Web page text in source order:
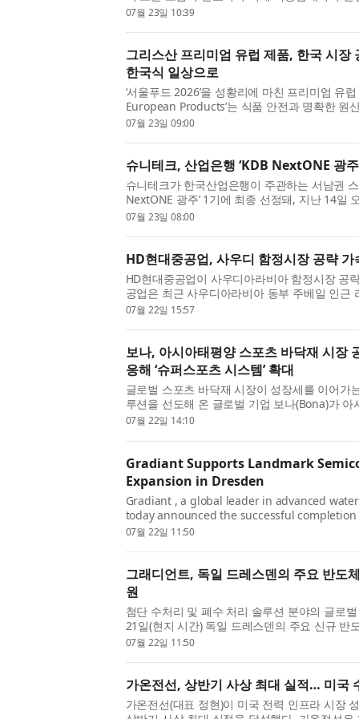
중공업은 현지 시간 22일(수) 프랑스 남부 카다
07월 23일 10:39
그리스산 프리미엄 유럽 제품, 한국 시
한국식 일상으로
‘서울푸드 2026’을 성황리에 마친 프리미엄 유
European Products’는 식품 안전과 명확한 원
소비자들의 기대 속에 국내 홍보의 마지막 단
07월 23일 09:00
슈니테크, 산업은행 ‘KDB NextONE 광주
슈니테크가 한국산업은행이 주관하는 서남권
NextONE 광주’ 1기에 최종 선정돼, 지난 14일
격적인 프로그램 일정에 돌입했다고 밝혔다. 올
07월 23일 08:00
HD현대중공업, 사우디 함정시장 공략 가
HD현대중공업이 사우디아라비아 함정시장 공
공업은 최근 사우디아라비아 동부 주베일 인근
치한 엔진공장 ‘마킨(Makeen)’에서 ‘사우디 해
07월 22일 15:57
보나, 아시아태평양 스포츠 바닥재 시장
응해 ‘슈퍼스포츠 시스템’ 확대
글로벌 스포츠 바닥재 시장이 성장세를 이어가
루션을 선도해 온 글로벌 기업 보나(Bona)가 아
기반을 강화한다. 보나는 아시아태평양 시장에
07월 22일 14:10
Gradiant Supports Landmark
Expansion in Dresden
Gradiant , a global leader in advanced
today announced the successful
semiconductor manufacturing facility in
07월 22일 11:50
그래디언트, 독일 드레스덴의 주요 반도
원
첨단 수처리 및 폐수 처리 솔루션 분야의 글로
21일(현지 시간) 독일 드레스덴의 주요 신규 반
점 더 디지털화되고 전기화되는 세상을 뒷받침
07월 22일 11:50
가온전선, 상반기 사상 최대 실적… 미국
가온전선(대표 정현)이 미국 전력 인프라 시장